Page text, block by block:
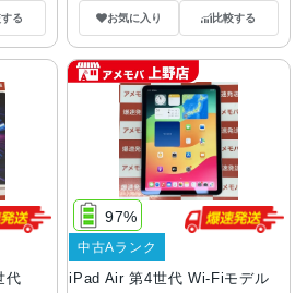
る お気に入り 比較する
代
iPad Air 第4世代 Wi-Fiモデル
97%
中古Aランク